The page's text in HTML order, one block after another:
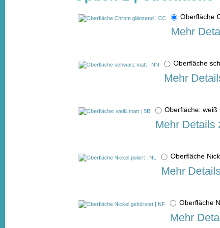
Oberfläche
Mehr
Oberfläche
Mehr
Oberfläche:
Mehr Details
Oberfläche
Mehr
Oberfläche
Mehr